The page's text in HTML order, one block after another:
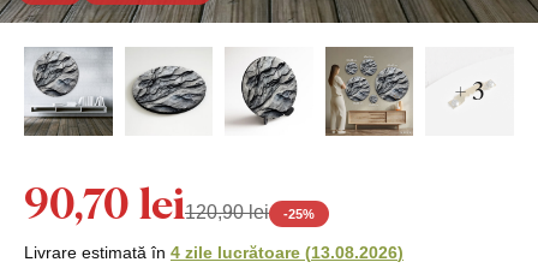
+ 3
90,70 lei120,90 lei -25%
Livrare estimată în 4 zile lucrătoare (13.08.2026)